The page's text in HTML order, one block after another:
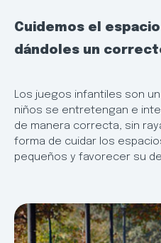
Cuidemos el
dándoles un
Los juegos infantiles son
niños se entretengan e
de manera correcta, sin
forma de cuidar los
pequeños y favorecer su